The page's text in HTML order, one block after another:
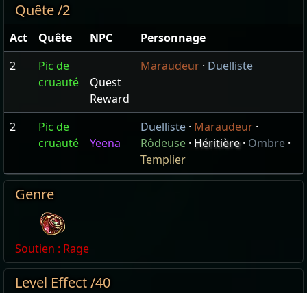
Quête /2
Act Quête NPC
Personnage
2
Pic de
cruauté
Quest
Reward
Maraudeur · Duelliste
2
Pic de
cruauté
Yeena
Duelliste · Maraudeur ·
Rôdeuse · Héritière· Ombre ·
Templier
Genre
Soutien : Rage
Level Effect /40